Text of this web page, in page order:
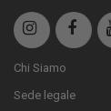
Chi Siamo
Sede legale